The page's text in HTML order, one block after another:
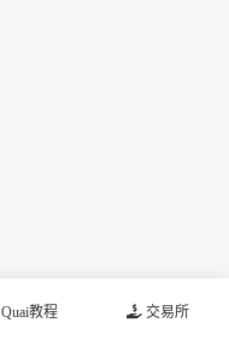
Quai教程 交易所